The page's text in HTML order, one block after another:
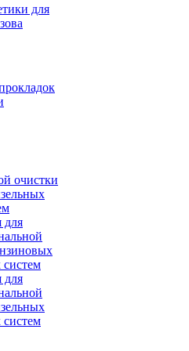
для
очистки
для
для